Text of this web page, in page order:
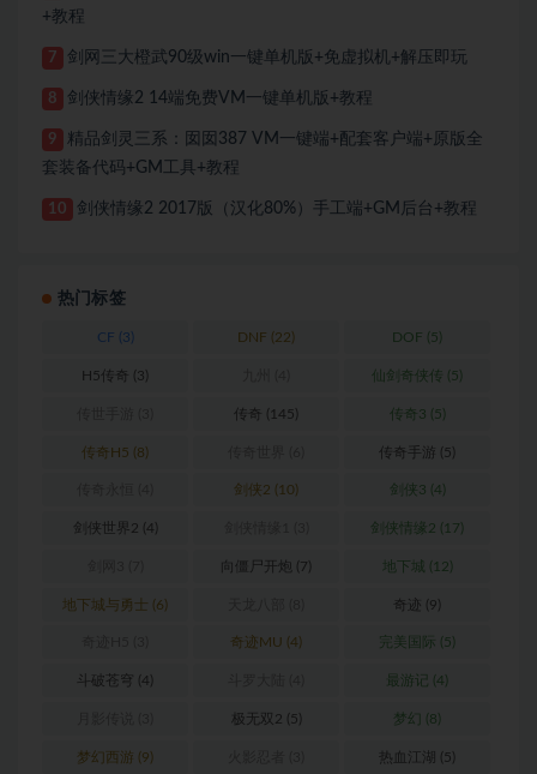
+教程
7 剑网三大橙武90级win一键单机版+免虚拟机+解压即玩
8 剑侠情缘2 14端免费VM一键单机版+教程
9
精品剑灵三系：囡囡387 VM一键端+配套客户端+原版全
套装备代码+GM工具+教程
10 剑侠情缘2 2017版（汉化80%）手工端+GM后台+教程
热门标签
CF (3) DNF (22) DOF (5)
H5传奇 (3) 仙剑奇侠传 (5)
传奇 (145) 传奇3 (5)
传奇H5 (8) 传奇手游 (5)
剑侠2 (10) 剑侠3 (4)
剑侠世界2 (4) 剑侠情缘2 (17)
向僵尸开炮 (7) 地下城 (12)
地下城与勇士 (6) 奇迹 (9)
奇迹MU (4) 完美国际 (5)
斗破苍穹 (4) 最游记 (4)
极无双2 (5) 梦幻 (8)
梦幻西游 (9) 热血江湖 (5)